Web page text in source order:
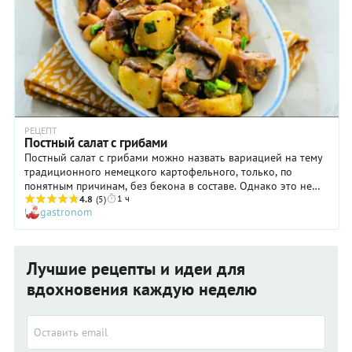
РЕЦЕПТ
Постный салат с грибами
Постный салат с грибами можно назвать вариацией на тему
традиционного немецкого картофельного, только, по
понятным причинам, без бекона в составе. Однако это не
мешает блюду быть очень сытным. Постный салат готовится
с любыми грибами, даже с хорошо промытыми солеными, но
мы бы советовали использовать шампиньоны: жарятся они
крепкие и свежие экземпляры! Если вы решите приготовить
такое блюдо со свежесобранными лесными грибами, то
предварительно отварите их во избежание отравления.
4.8 (5) 1 ч
gastronom
Лучшие рецепты и идеи для
вдохновения каждую неделю